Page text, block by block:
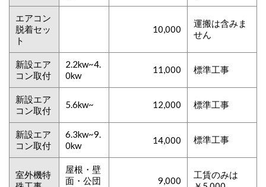
エアコン
脱着セッ
ト
10,000
運搬は含みま
せん
新設エア
コン取付
2.2kw~4.
0kw
11,000 標準工事
新設エア
コン取付
5.6kw~ 12,000 標準工事
新設エア
コン取付
6.3kw~9.
0kw
14,000 標準工事
室外機特
屋根・壁
面・公団
9,000
工賃のみは